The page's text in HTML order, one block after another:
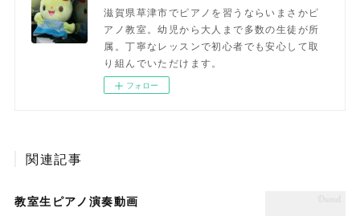
滋賀県草津市でピアノを習うならいまさかピ
アノ教室。幼児から大人まで多数の生徒が所
属。丁寧なレッスンで初心者でも安心して取
り組んでいただけます。
フォロー
関連記事
教室生ピアノ演奏動画